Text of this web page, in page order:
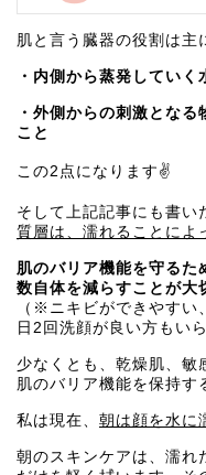
肌と言う臓器の役割は主
・内側から蒸発していく
・外側からの刺激とな
こと
この2点になります✌️
そして上記記事にも書い
質層は、濡れることによ
肌のバリア機能を守るた
数自体を減らすことが大
（※ニキビができやすい
日2回洗顔が良い方もい
少なくとも、乾燥肌、敏
肌のバリア機能を保持す
私は現在、 朝は顔を水に
朝のスキンケアは、濡れ